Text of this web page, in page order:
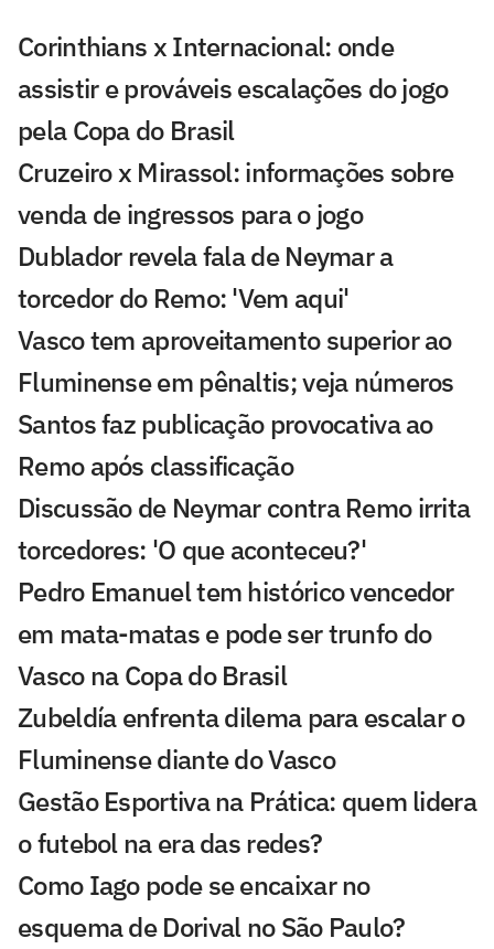
Corinthians x Internacional: onde
assistir e prováveis escalações do jogo
pela Copa do Brasil
Cruzeiro x Mirassol: informações sobre
venda de ingressos para o jogo
Dublador revela fala de Neymar a
torcedor do Remo: 'Vem aqui'
Vasco tem aproveitamento superior ao
Fluminense em pênaltis; veja números
Santos faz publicação provocativa ao
Remo após classificação
Discussão de Neymar contra Remo irrita
torcedores: 'O que aconteceu?'
Pedro Emanuel tem histórico vencedor
em mata-matas e pode ser trunfo do
Vasco na Copa do Brasil
Zubeldía enfrenta dilema para escalar o
Fluminense diante do Vasco
Gestão Esportiva na Prática: quem lidera
o futebol na era das redes?
Como Iago pode se encaixar no
esquema de Dorival no São Paulo?